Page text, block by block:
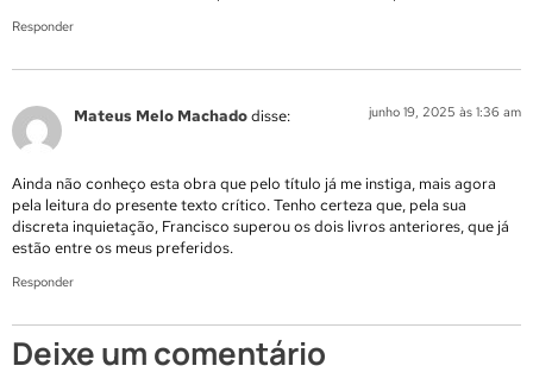
Responder
Mateus Melo Machadodisse: junho 19, 2025 às 1:36 am
Ainda não conheço esta obra que pelo título já me instiga, mais agora
pela leitura do presente texto crítico. Tenho certeza que, pela sua
discreta inquietação, Francisco superou os dois livros anteriores, que já
estão entre os meus preferidos.
Responder
Deixe um comentário